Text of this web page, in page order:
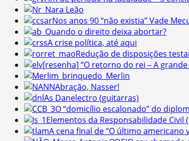
Nara Leão
Nos anos 90 “não existia” Vade
Quando o direito deixa abortar?
A crise política, até aqui
Redução de disposições
[resenha] “O retorno do rei – A
Merlin
Abração, Nasser!
As Danelectro (guitarras)
O “domicílio escalonado” do
Elementos da Responsabilidade Civil
A cena final de “O último